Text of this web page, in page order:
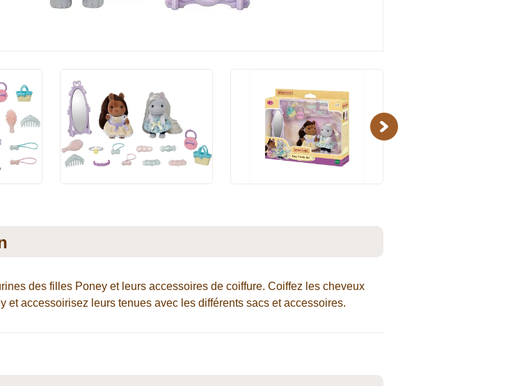
Next
des filles Poney et leurs accessoires de coiffure. Coiffez les cheveux
et accessoirisez leurs tenues avec les différents sacs et accessoires.